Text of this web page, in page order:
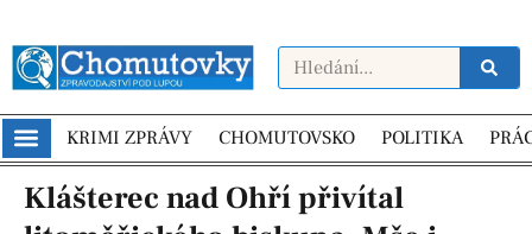
KRIMI ZPRÁVY CHOMUTOVSKO POLITIKA
Klášterec nad Ohří přivítal